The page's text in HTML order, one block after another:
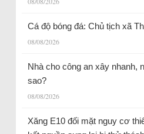
Cá độ bóng đá: Chủ tịch xã
08/08/2026
Nhà cho công an xây nhanh,
sao?
08/08/2026
Xăng E10 đối mặt nguy cơ